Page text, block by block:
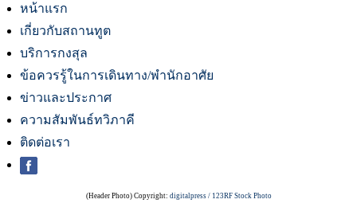
หน้าแรก
เกี่ยวกับสถานทูต
บริการกงสุล
ข้อควรรู้ในการเดินทาง/พำนักอาศัย
ข่าวและประกาศ
ความสัมพันธ์ทวิภาคี
ติดต่อเรา
(Header Photo) Copyright: digitalpress / 123RF Stock Photo